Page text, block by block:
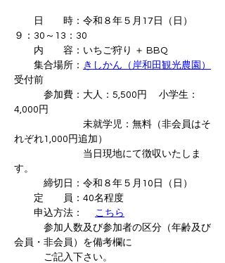
日　　時：令和８年５月17日（日）
９：30～13：30
内　　容：いちご狩り ＋ BBQ
集合場所： きしかん（岸和田観光農園）
受付前
参加費：大人：5,500円　 小学生：
4,000円
未就学児：無料（非会員はそ
れぞれ1,000円追加）
当日現地にて徴収いたしま
す。
締切日：令和８年５月10日（日）
定　　員：40名程度
申込方法： こちら
参加人数及び参加者の区分（年齢及び
会員・非会員）を備考欄に
ご記入下さい。